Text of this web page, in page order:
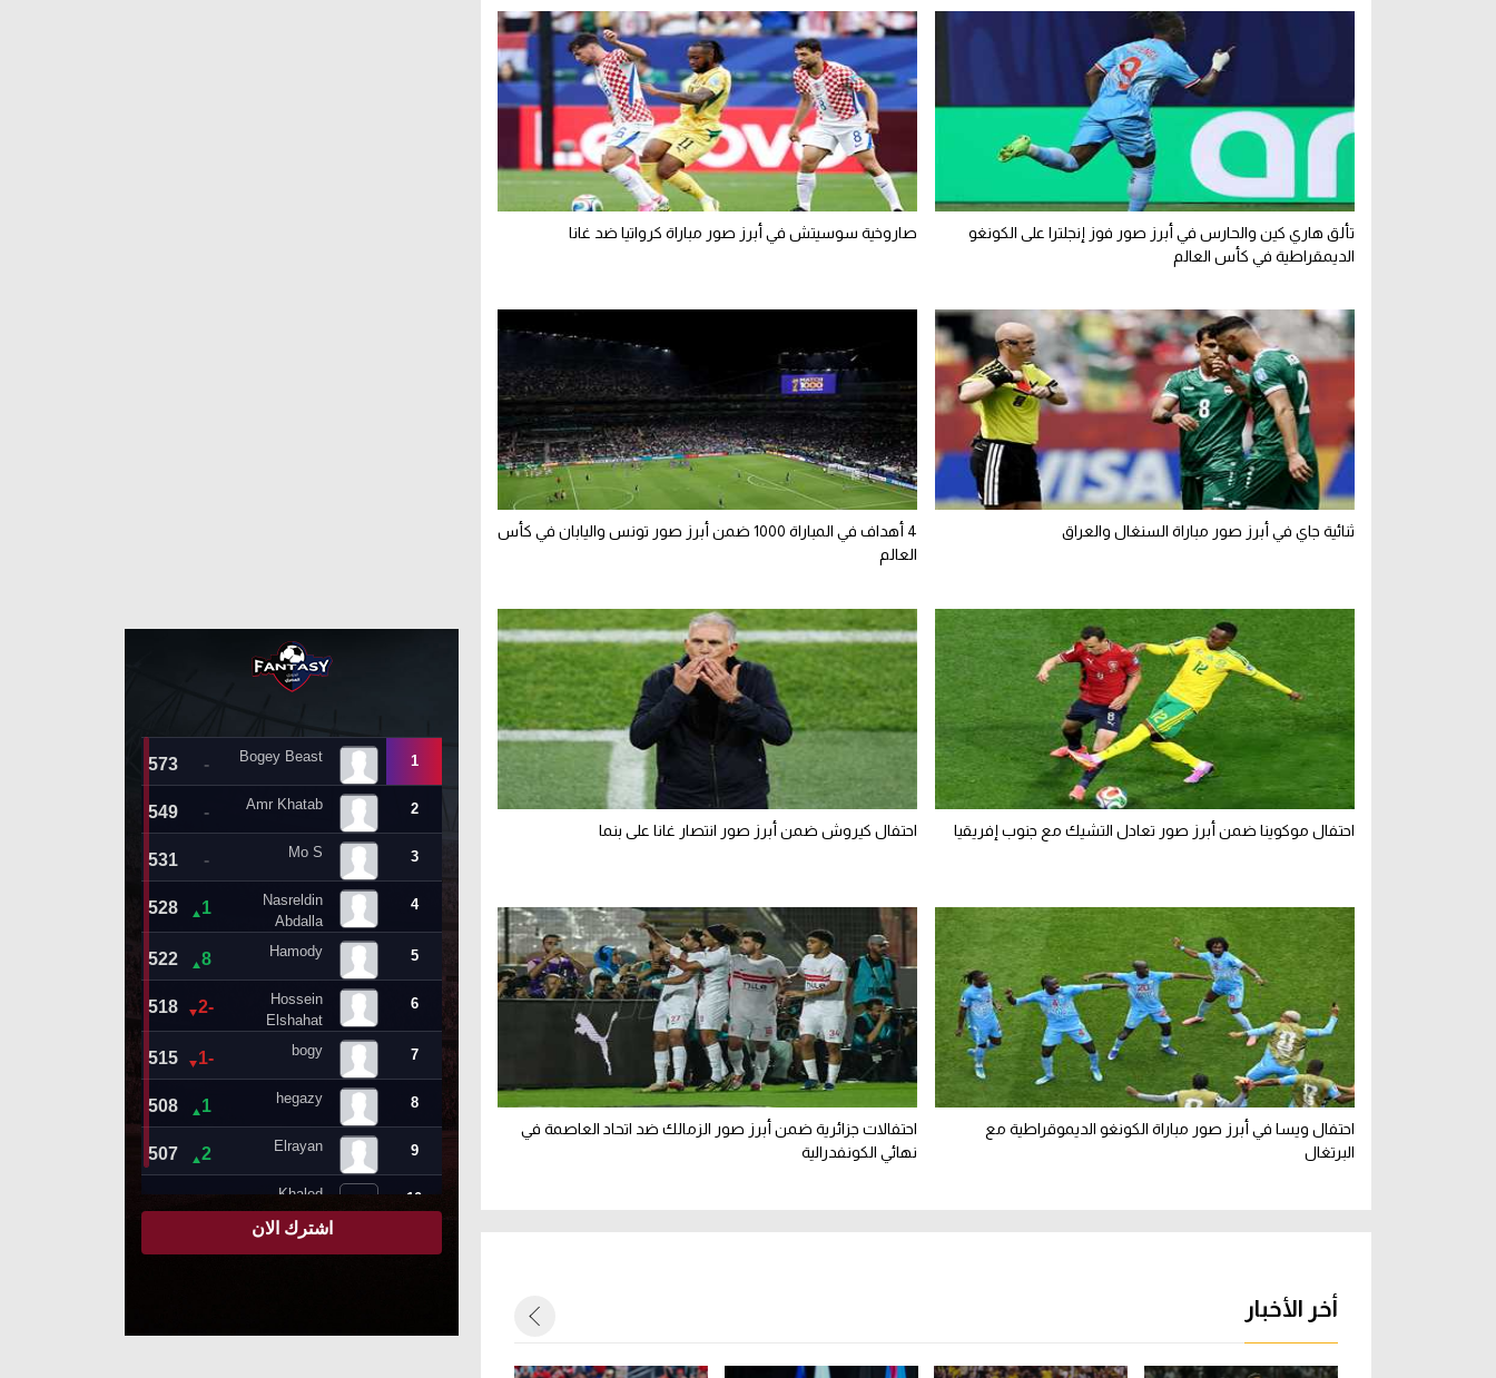
تألق هاري كين والحارس في أبرز صور فوز إنجلترا على الكونغو
الديمقراطية في كأس العالم
صاروخية سوسيتش في أبرز صور مباراة كرواتيا ضد غانا
ثنائية جاي في أبرز صور مباراة السنغال والعراق
4 أهداف في المباراة 1000 ضمن أبرز صور تونس واليابان في كأس
العالم
احتفال موكوينا ضمن أبرز صور تعادل التشيك مع جنوب إفريقيا احتفال كيروش ضمن أبرز صور انتصار غانا على بنما
احتفال ويسا في أبرز صور مباراة الكونغو الديموقراطية مع
البرتغال
احتفالات جزائرية ضمن أبرز صور الزمالك ضد اتحاد العاصمة في
نهائي الكونفدرالية
أخر الأخبار